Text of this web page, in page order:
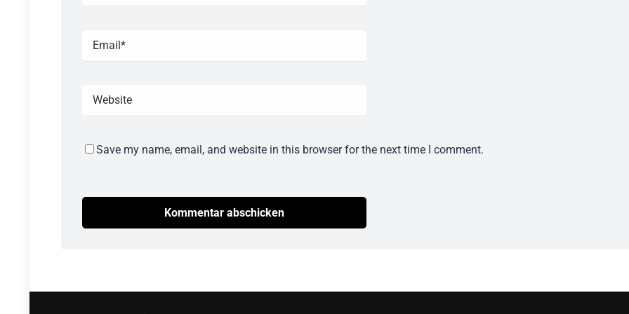
Save my name, email, and website in this browser for the next time I comment.